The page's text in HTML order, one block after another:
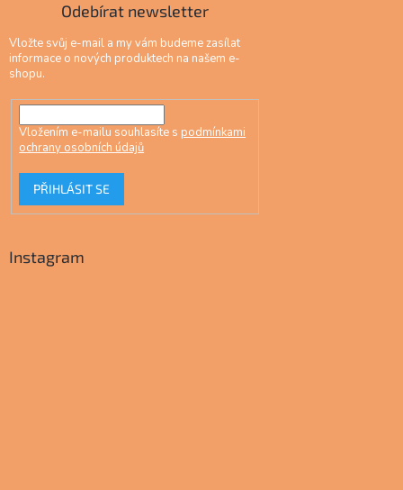
Odebírat newsletter
Vložte svůj e-mail a my vám budeme zasílat
informace o nových produktech na našem e-
shopu.
Vložením e-mailu souhlasíte s podmínkami
ochrany osobních údajů
PŘIHLÁSIT SE
Instagram